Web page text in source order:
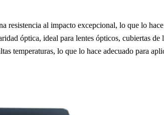
resistencia al impacto excepcional, lo que lo
óptica, ideal para lentes ópticos, cubiertas
temperaturas, lo que lo hace adecuado para